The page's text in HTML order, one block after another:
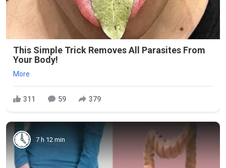
This Simple Trick Removes All Parasites From
Your Body!
More
311 59 379
7 h 12 min